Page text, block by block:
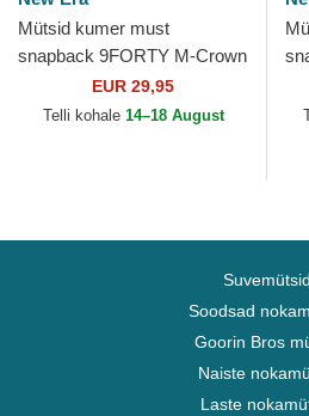
Mütsid kumer must
snapback 9FORTY M-Crown
Team Las Vegas Raiders
NFL New Era
EUR 29,95
Telli kohale 14–18 August
Suvemütsid
Soodsad
Goorin Bros
Naiste
Laste